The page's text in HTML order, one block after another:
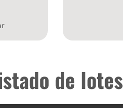
de lotes